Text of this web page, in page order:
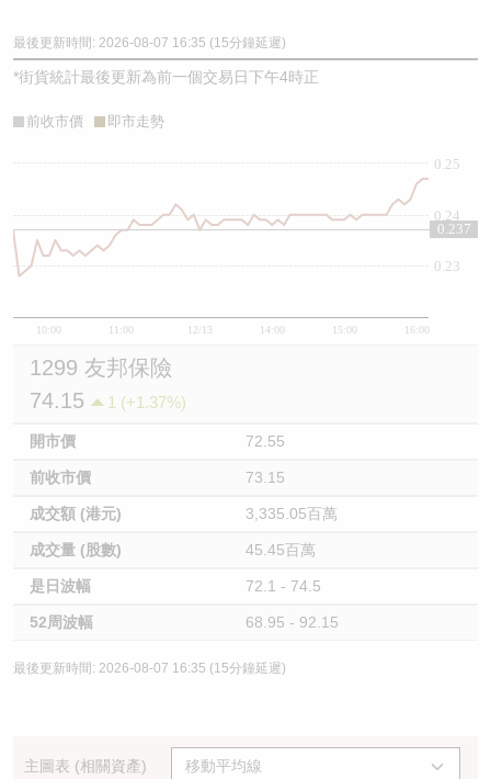
最後更新時間: 2026-08-07 16:35 (15分鐘延遲)
*街貨統計最後更新為前一個交易日下午4時正
前收市價 即市走勢
10:00 11:00 12/13 14:00 15:00 16:00
0.23
0.24
0.25
0.237
1299 友邦保險
74.15
1 (+1.37%)
開市價 72.55
前收市價 73.15
成交額 (港元) 3,335.05百萬
成交量 (股數) 45.45百萬
是日波幅 72.1 - 74.5
52周波幅 68.95 - 92.15
最後更新時間: 2026-08-07 16:35 (15分鐘延遲)
主圖表 (相關資產)